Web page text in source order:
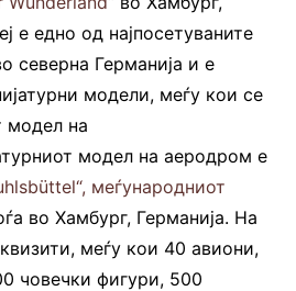
е едно од најпосетуваните
северна Германија и е
модели, меѓу кои се
модел на
модел на аеродром е
меѓународниот
во Хамбург, Германија. На
меѓу кои 40 авиони,
човечки фигури, 500